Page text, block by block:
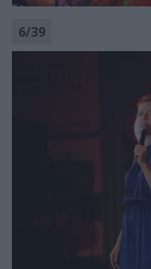
6/39